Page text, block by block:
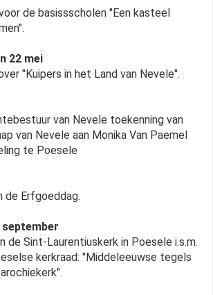
de basissscholen "Een kasteel
22 mei
"Kuipers in het Land van Nevele".
van Nevele toekenning van
van Nevele aan Monika Van Paemel
te Poesele
de Erfgoeddag.
de Sint-Laurentiuskerk in Poesele i.s.m.
kerkraad: "Middeleeuwse tegels